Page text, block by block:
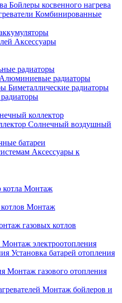
Бойлеры косвенного нагрева
Комбинированные
Аксессуары
радиаторы
Алюминиевые радиаторы
Биметаллические радиаторы
коллектор
Солнечный воздушный
батареи
Аксессуары к
Монтаж
Монтаж
газовых котлов
Монтаж электроотопления
Установка батарей отопления
Монтаж газового отопления
Монтаж бойлеров и